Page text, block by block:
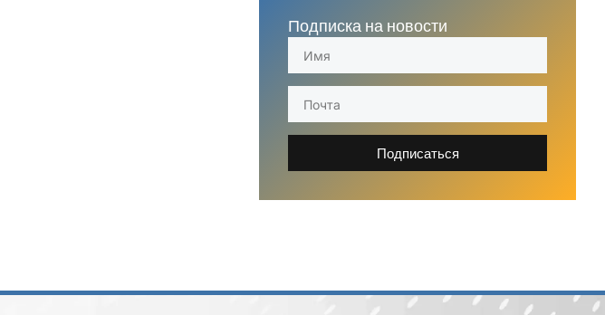
Подписка на новости
Подписаться